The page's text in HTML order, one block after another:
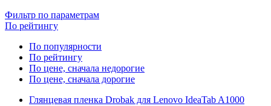
Фильтр по параметрам
По рейтингу
По популярности
По рейтингу
По цене, сначала недорогие
По цене, сначала дорогие
Глянцевая пленка Drobak для Lenovo IdeaTab A1000